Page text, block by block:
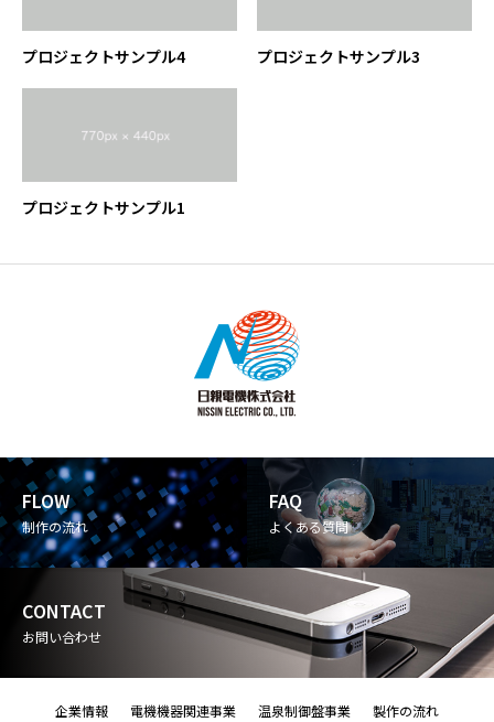
プロジェクトサンプル4 プロジェクトサンプル3
プロジェクトサンプル1
FLOW
制作の流れ
FAQ
よくある質問
CONTACT
お問い合わせ
企業情報 電機機器関連事業 温泉制御盤事業 製作の流れ